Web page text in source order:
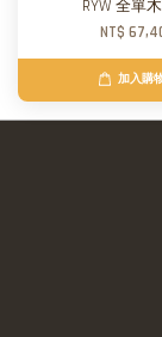
RYW 全單
NT$
加入購